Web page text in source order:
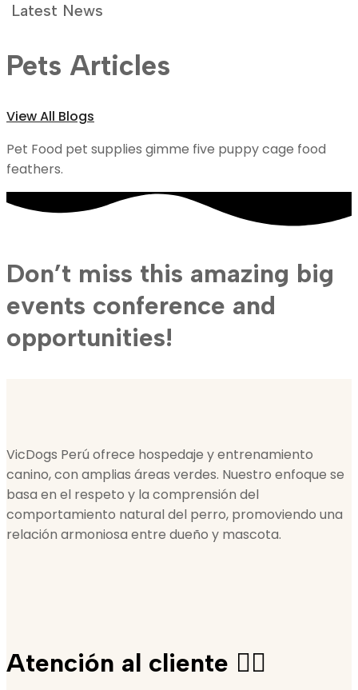
Latest News
Pets Articles
View All Blogs
Pet Food pet supplies gimme five puppy cage food
feathers.
Don’t miss this amazing big
events conference and
opportunities!
VicDogs Perú ofrece hospedaje y entrenamiento
canino, con amplias áreas verdes. Nuestro enfoque se
basa en el respeto y la comprensión del
comportamiento natural del perro, promoviendo una
relación armoniosa entre dueño y mascota.
Atención al cliente 🙋‍♀️